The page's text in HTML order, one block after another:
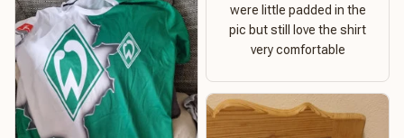
were little padded in the
pic but still love the shirt
very comfortable